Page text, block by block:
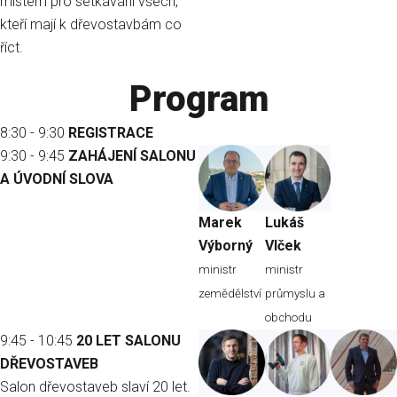
kteří mají k dřevostavbám co
říct.
Program
8:30 - 9:30 REGISTRACE
9:30 - 9:45 ZAHÁJENÍ SALONU
A ÚVODNÍ SLOVA
Marek
Výborný
ministr
zemědělství
Lukáš
Vlček
ministr
průmyslu a
obchodu
9:45 - 10:45 20 LET SALONU
DŘEVOSTAVEB
Salon dřevostaveb slaví 20 let.